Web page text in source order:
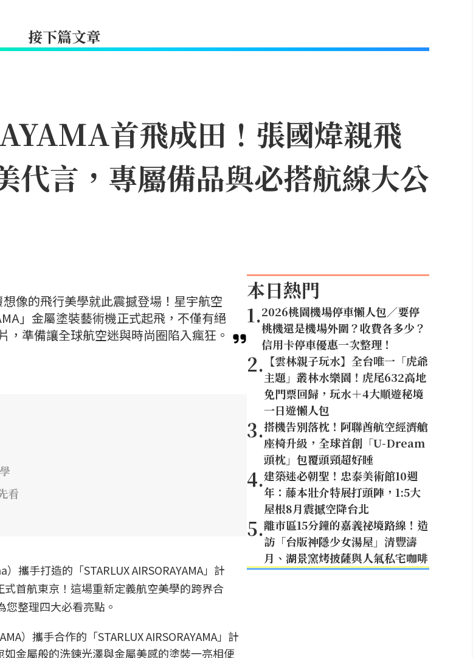
接下篇文章
首飛成田！張國煒親飛
代言，專屬備品與必搭航線大公
像的飛行美學就此震撼登場！星宇航空
」金屬塗裝藝術機正式起飛，不僅有絕
準備讓全球航空迷與時尚圈陷入瘋狂。
看
攜手打造的「STARLUX AIRSORAYAMA」計
首航東京！這場重新定義航空美學的跨界合
整理四大必看亮點。
本日熱門
1.2026桃園機場停車懶人包／要停
桃機還是機場外圍？收費各多少？
信用卡停車優惠一次整理！
2. 【雲林親子玩水】全台唯一「虎爺
主題」叢林水樂園！虎尾632高地
免門票回歸，玩水＋4大順遊秘境
一日遊懶人包
3.搭機告別落枕！阿聯酋航空經濟艙
座椅升級，全球首創「U-Dream
頭枕」包覆頭頸超好睡
4.建築迷必朝聖！忠泰美術館10週
年：藤本壯介特展打頭陣，1:5大
屋根8月震撼空降台北
5.離市區15分鐘的嘉義祕境路線！造
訪「台版神隱少女湯屋」清豐濤
月、湖景窯烤披薩與人氣私宅咖啡